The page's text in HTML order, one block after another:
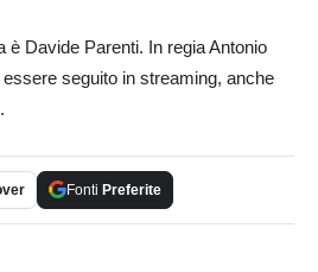
è Davide Parenti. In regia Antonio
seguito in streaming, anche
Fonti Preferite